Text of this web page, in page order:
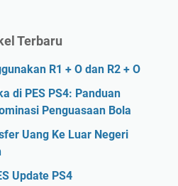
Terbaru
R1 + O dan R2 + O
di PES PS4: Panduan
Penguasaan Bola
Uang Ke Luar Negeri
Update PS4